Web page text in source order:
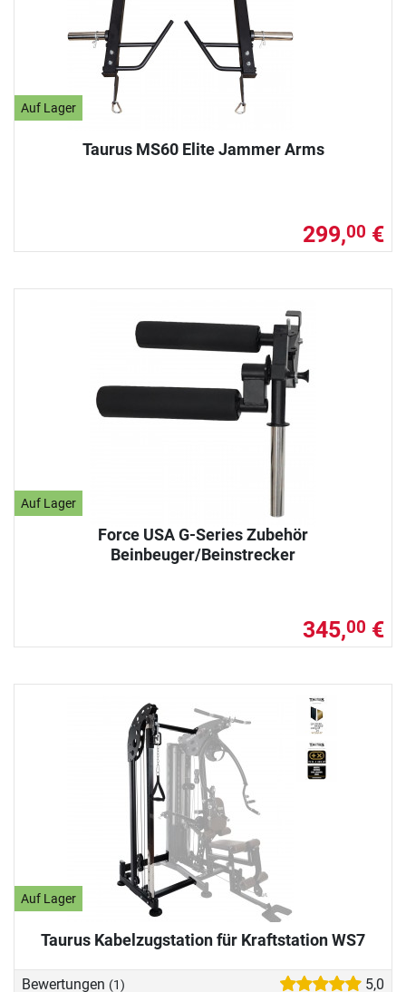
Auf Lager
Taurus MS60 Elite Jammer Arms
299,00 €
Auf Lager
Force USA G-Series Zubehör
Beinbeuger/Beinstrecker
345,00 €
Auf Lager
Taurus Kabelzugstation für Kraftstation WS7
Bewertungen (1) 5,0